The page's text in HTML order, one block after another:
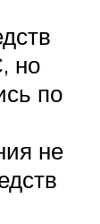
но
по
не